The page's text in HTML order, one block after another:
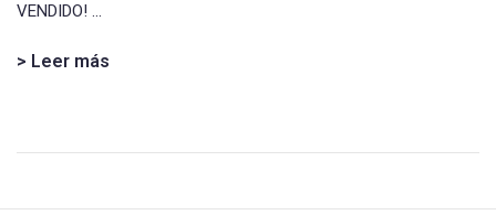
VENDIDO! ...
> Leer más